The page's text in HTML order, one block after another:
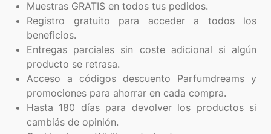
Muestras GRATIS en todos tus pedidos.
Registro gratuito para acceder a todos los
beneficios.
Entregas parciales sin coste adicional si algún
producto se retrasa.
Acceso a códigos descuento Parfumdreams y
promociones para ahorrar en cada compra.
Hasta 180 días para devolver los productos si
cambiás de opinión.